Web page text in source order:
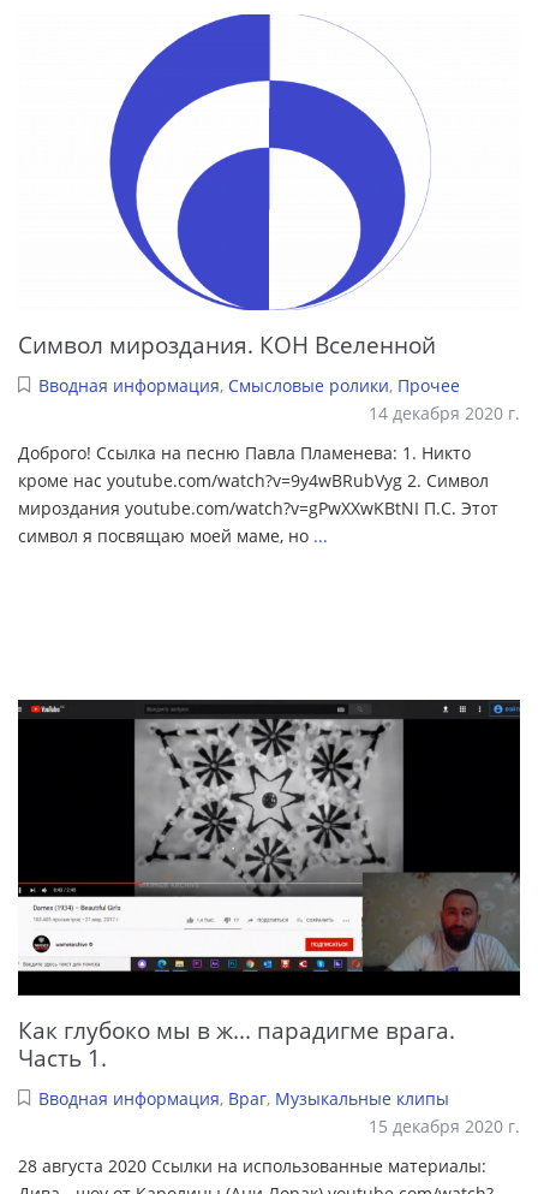
Символ мироздания. КОН Вселенной
Вводная информация, Смысловые ролики, Прочее
14 декабря 2020 г.
Доброго! Ссылка на песню Павла Пламенева: 1. Никто
кроме нас youtube.com/watch?v=9y4wBRubVyg 2. Символ
мироздания youtube.com/watch?v=gPwXXwKBtNI П.С. Этот
символ я посвящаю моей маме, но ...
Как глубоко мы в ж... парадигме врага.
Часть 1.
Вводная информация, Враг, Музыкальные клипы
15 декабря 2020 г.
28 августа 2020 Ссылки на использованные материалы: